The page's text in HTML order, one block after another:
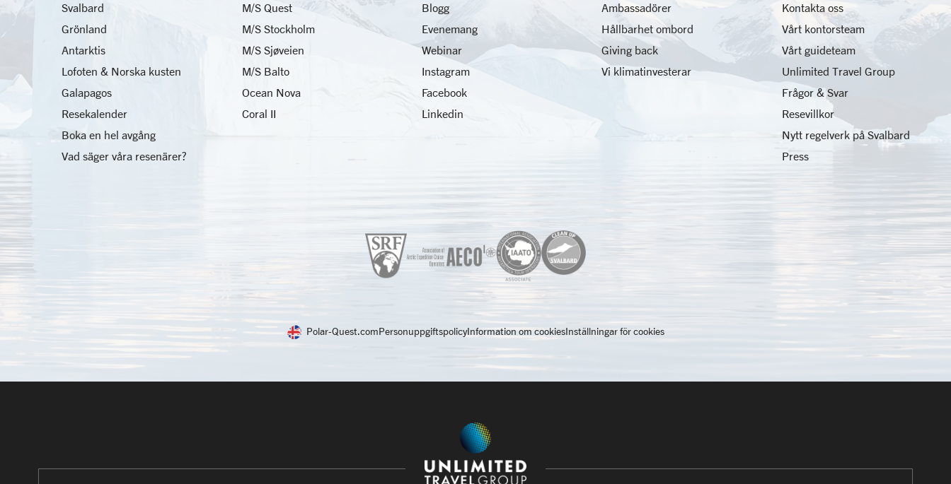
Svalbard
Grönland
Antarktis
Lofoten & Norska kusten
Galapagos
Resekalender
Boka en hel avgång
Vad säger våra resenärer?
M/S Quest
M/S Stockholm
M/S Sjøveien
M/S Balto
Ocean Nova
Coral II
Blogg
Evenemang
Webinar
Instagram
Facebook
Linkedin
Ambassadörer
Hållbarhet ombord
Giving back
Vi klimatinvesterar
Kontakta oss
Vårt kontorsteam
Vårt guideteam
Unlimited Travel Group
Frågor & Svar
Resevillkor
Nytt regelverk på Svalbard
Press
Polar-Quest.comPersonuppgiftspolicyInformation om cookiesInställningar för cookies